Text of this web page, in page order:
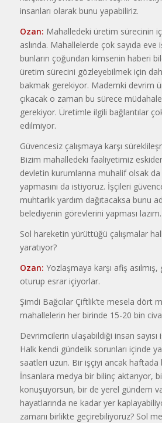
insanları olarak bunu yapabiliriz.
Ozan: Mahalledeki üretim sürecinin
aslında. Mahallelerde çok sayıda eve
bunların çoğundan kimsenin haberi
üretim sürecini gözleyebilmek için
bakmak gerekiyor. Mademki devrim
çıkacak o zaman bu sürece
gerekiyor. Üretimle ilgili bağlantılar
edilmiyor.
Güvencesiz çalışmaya karşı
Bizim mahalledeki faaliyetimiz eskiden
devletin kurumlarına muhalif olsak da
yapmasını da istiyoruz. İşçileri
muhtarlık yardım dağıtacaksa bunu
belediyenin görevlerini yapması lazım.
Sol hareketin yürüttüğü çalışmalar
yaratıyor?
Ozan: Yozlaşmaya karşı afiş asılmış,
oturup esrar içiyorlar.
Şimdi Bağcılar Çiftlik’te mesela dört
mahallelerin her birinde 15-20 bin
Devrimcilerin ulaşabildiği insan sayısı
Halk kendi gündelik sorunları içinde
saatleri uzun. Bir işçiyi ancak haftada
İnsanlara medya bir bilinç aktarıyor,
konuşuyorsun, bir de yerel gündem
hayatlarında ne kadar yer
zamanı birlikte geçirebiliyoruz? Sol